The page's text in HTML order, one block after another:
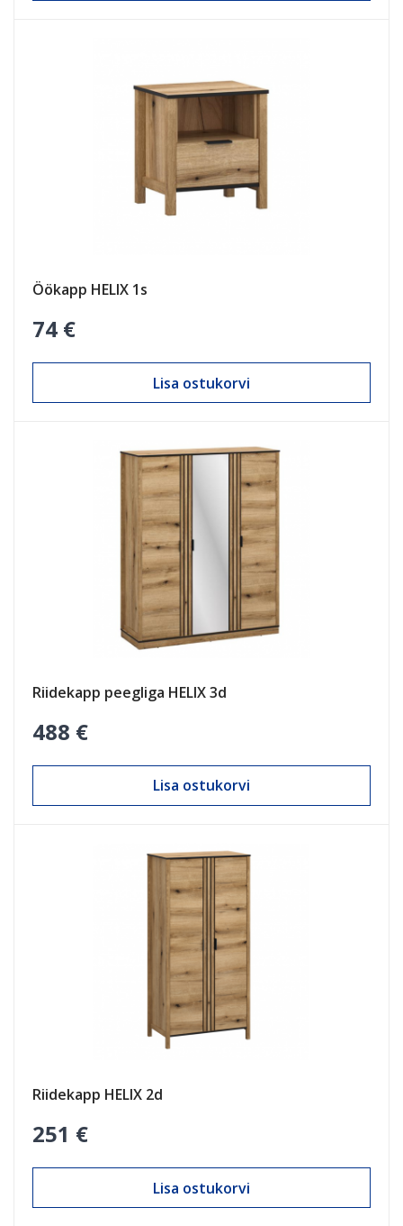
Öökapp HELIX 1s
74 €
Lisa ostukorvi
Riidekapp peegliga HELIX 3d
488 €
Lisa ostukorvi
Riidekapp HELIX 2d
251 €
Lisa ostukorvi